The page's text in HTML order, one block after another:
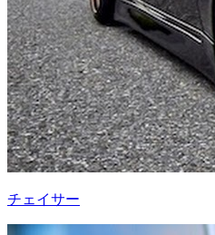
チェイサー